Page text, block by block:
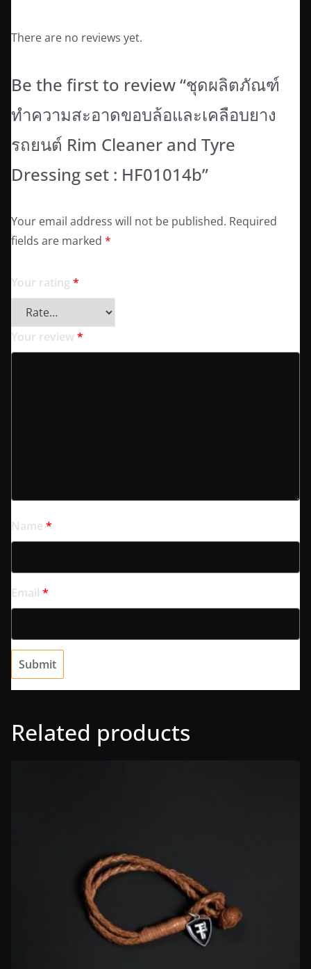
There are no reviews yet.
Be the first to review “ชุดผลิตภัณฑ์
ทำความสะอาดขอบล้อและเคลือบยาง
รถยนต์ Rim Cleaner and Tyre
Dressing set : HF01014b”
Your email address will not be published. Required
fields are marked *
Your rating *
Your review *
Name *
Email *
Related products